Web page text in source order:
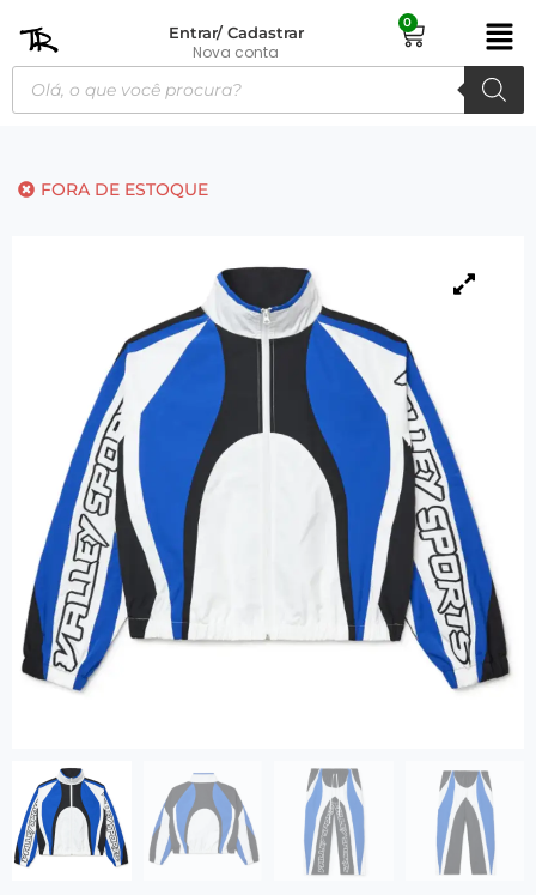
Entrar/ Cadastrar
Nova conta
0
FORA DE ESTOQUE